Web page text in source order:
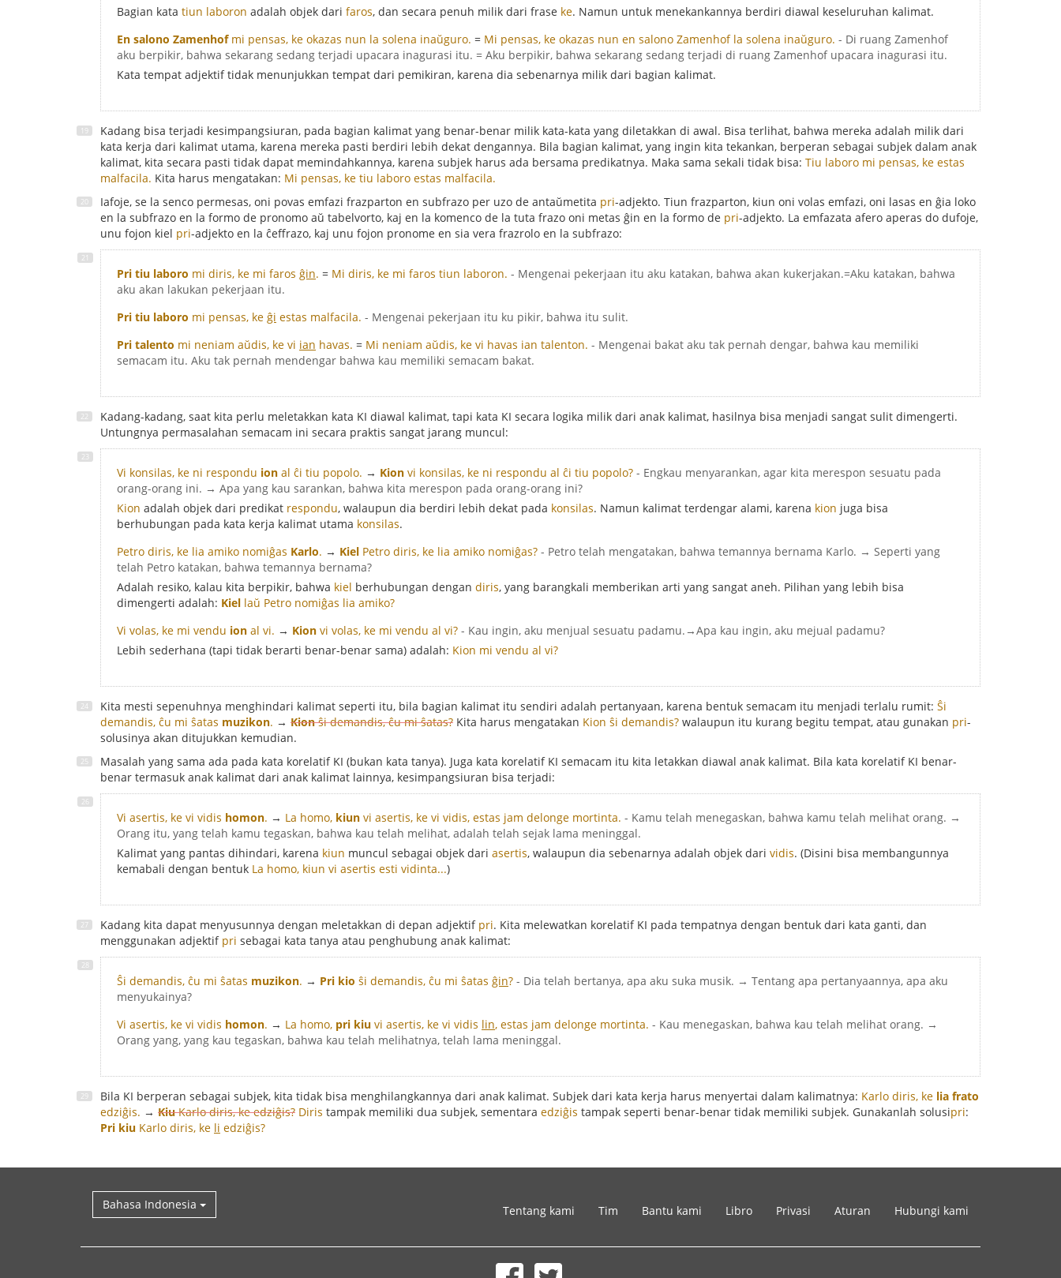
Bagian kata tiun laboron adalah objek dari faros, dan secara penuh milik dari frase ke. Namun untuk menekankannya berdiri diawal keseluruhan kalimat.
En salono Zamenhofmi pensas, ke okazas nun la solena inaŭguro. = Mi pensas, ke okazas nun en salono Zamenhof la solena inaŭguro. - Di ruang Zamenhof
aku berpikir, bahwa sekarang sedang terjadi upacara inagurasi itu. = Aku berpikir, bahwa sekarang sedang terjadi di ruang Zamenhof upacara inagurasi itu.
Kata tempat adjektif tidak menunjukkan tempat dari pemikiran, karena dia sebenarnya milik dari bagian kalimat.
Kadang bisa terjadi kesimpangsiuran, pada bagian kalimat yang benar-benar milik kata-kata yang diletakkan di awal. Bisa terlihat, bahwa mereka adalah milik dari
kata kerja dari kalimat utama, karena mereka pasti berdiri lebih dekat dengannya. Bila bagian kalimat, yang ingin kita tekankan, berperan sebagai subjek dalam anak
kalimat, kita secara pasti tidak dapat memindahkannya, karena subjek harus ada bersama predikatnya. Maka sama sekali tidak bisa: Tiu laboro mi pensas, ke estas
malfacila. Kita harus mengatakan: Mi pensas, ke tiu laboro estas malfacila.
Iafoje, se la senco permesas, oni povas emfazi frazparton en subfrazo per uzo de antaŭmetita pri-adjekto. Tiun frazparton, kiun oni volas emfazi, oni lasas en ĝia loko
en la subfrazo en la formo de pronomo aŭ tabelvorto, kaj en la komenco de la tuta frazo oni metas ĝin en la formo de pri-adjekto. La emfazata afero aperas do dufoje,
unu fojon kiel pri-adjekto en la ĉeffrazo, kaj unu fojon pronome en sia vera frazrolo en la subfrazo:
Pri tiu laboro mi diris, ke mi faros ĝin. = Mi diris, ke mi faros tiun laboron. - Mengenai pekerjaan itu aku katakan, bahwa akan kukerjakan.=Aku katakan, bahwa
aku akan lakukan pekerjaan itu.
Pri tiu laboro mi pensas, ke ĝi estas malfacila. - Mengenai pekerjaan itu ku pikir, bahwa itu sulit.
Pri talento mi neniam aŭdis, ke vi ian havas. = Mi neniam aŭdis, ke vi havas ian talenton. - Mengenai bakat aku tak pernah dengar, bahwa kau memiliki
semacam itu. Aku tak pernah mendengar bahwa kau memiliki semacam bakat.
Kadang-kadang, saat kita perlu meletakkan kata KI diawal kalimat, tapi kata KI secara logika milik dari anak kalimat, hasilnya bisa menjadi sangat sulit dimengerti.
Untungnya permasalahan semacam ini secara praktis sangat jarang muncul:
Vi konsilas, ke ni respondu ion al ĉi tiu popolo. → Kion vi konsilas, ke ni respondu al ĉi tiu popolo? - Engkau menyarankan, agar kita merespon sesuatu pada
orang-orang ini. → Apa yang kau sarankan, bahwa kita merespon pada orang-orang ini?
Kion adalah objek dari predikat respondu, walaupun dia berdiri lebih dekat pada konsilas. Namun kalimat terdengar alami, karena kion juga bisa
berhubungan pada kata kerja kalimat utama konsilas.
Petro diris, ke lia amiko nomiĝas Karlo. → Kiel Petro diris, ke lia amiko nomiĝas? - Petro telah mengatakan, bahwa temannya bernama Karlo. → Seperti yang
telah Petro katakan, bahwa temannya bernama?
Adalah resiko, kalau kita berpikir, bahwa kiel berhubungan dengan diris, yang barangkali memberikan arti yang sangat aneh. Pilihan yang lebih bisa
dimengerti adalah: Kiel laŭ Petro nomiĝas lia amiko?
Vi volas, ke mi vendu ion al vi. → Kion vi volas, ke mi vendu al vi? - Kau ingin, aku menjual sesuatu padamu.→Apa kau ingin, aku mejual padamu?
Lebih sederhana (tapi tidak berarti benar-benar sama) adalah: Kion mi vendu al vi?
Kita mesti sepenuhnya menghindari kalimat seperti itu, bila bagian kalimat itu sendiri adalah pertanyaan, karena bentuk semacam itu menjadi terlalu rumit: Ŝi
demandis, ĉu mi ŝatas muzikon. → Kionŝi demandis, ĉu mi ŝatas? Kita harus mengatakan Kion ŝi demandis? walaupun itu kurang begitu tempat, atau gunakan pri-
solusinya akan ditujukkan kemudian.
Masalah yang sama ada pada kata korelatif KI (bukan kata tanya). Juga kata korelatif KI semacam itu kita letakkan diawal anak kalimat. Bila kata korelatif KI benar-
benar termasuk anak kalimat dari anak kalimat lainnya, kesimpangsiuran bisa terjadi:
Vi asertis, ke vi vidis homon. → La homo, kiun vi asertis, ke vi vidis, estas jam delonge mortinta. - Kamu telah menegaskan, bahwa kamu telah melihat orang. →
Orang itu, yang telah kamu tegaskan, bahwa kau telah melihat, adalah telah sejak lama meninggal.
Kalimat yang pantas dihindari, karena kiun muncul sebagai objek dari asertis, walaupun dia sebenarnya adalah objek dari vidis. (Disini bisa membangunnya
kemabali dengan bentuk La homo, kiun vi asertis esti vidinta...)
Kadang kita dapat menyusunnya dengan meletakkan di depan adjektif pri. Kita melewatkan korelatif KI pada tempatnya dengan bentuk dari kata ganti, dan
menggunakan adjektif pri sebagai kata tanya atau penghubung anak kalimat:
Ŝi demandis, ĉu mi ŝatas muzikon. → Pri kio ŝi demandis, ĉu mi ŝatas ĝin? - Dia telah bertanya, apa aku suka musik. → Tentang apa pertanyaannya, apa aku
menyukainya?
Vi asertis, ke vi vidis homon. → La homo, pri kiu vi asertis, ke vi vidis lin, estas jam delonge mortinta. - Kau menegaskan, bahwa kau telah melihat orang. →
Orang yang, yang kau tegaskan, bahwa kau telah melihatnya, telah lama meninggal.
Bila KI berperan sebagai subjek, kita tidak bisa menghilangkannya dari anak kalimat. Subjek dari kata kerja harus menyertai dalam kalimatnya: Karlo diris, ke lia frato
edziĝis. → KiuKarlo diris, ke edziĝis? Diris tampak memiliki dua subjek, sementara edziĝis tampak seperti benar-benar tidak memiliki subjek. Gunakanlah solusipri:
Pri kiu Karlo diris, ke li edziĝis?
Bahasa Indonesia Tentang kami Tim Bantu kami Libro Privasi Aturan Hubungi kami